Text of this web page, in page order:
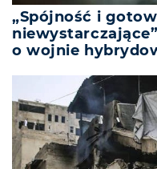
„Spójność i
o wojnie